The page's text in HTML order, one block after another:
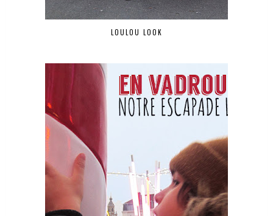
LOULOU LOOK